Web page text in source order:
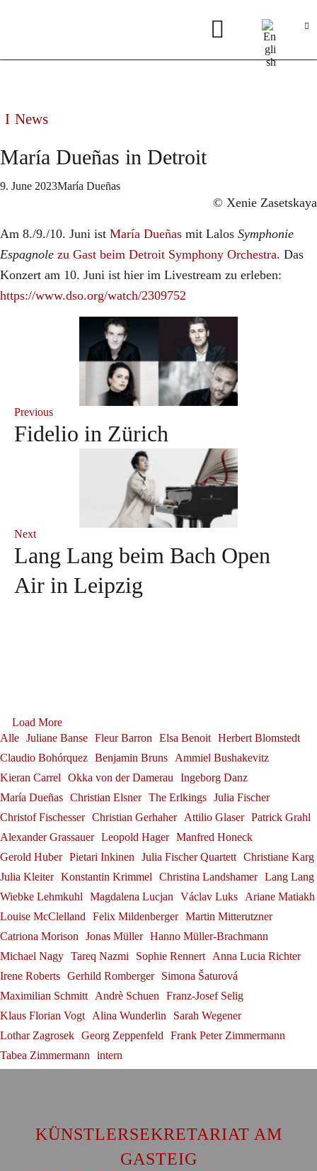
News
María Dueñas in Detroit
9. June 2023María Dueñas
© Xenie Zasetskaya
Am 8./9./10. Juni ist María Dueñas mit Lalos Symphonie
Espagnole zu Gast beim Detroit Symphony Orchestra. Das
Konzert am 10. Juni ist hier im Livestream zu erleben:
https://www.dso.org/watch/2309752
Previous
Fidelio in Zürich
Next
Lang Lang beim Bach Open
Air in Leipzig
Salzburg Festival
Festival Internacional de
Santander
Franz-Josef Selig
Federal Cross of Merit on
Ribbon
Gerold Huber
Alexander Grassauer in
Bayreuth
Alexander Grassauer
Georg Zeppenfeld at the
Bayreuth Festival
Georg Zeppenfeld
Julia Fischer at
Neuschwanstein Castle
Julia Fischer
Load More
Alle Juliane Banse Fleur Barron Elsa Benoit Herbert Blomstedt
Claudio Bohórquez Benjamin Bruns
Ammiel Bushakevitz
Kieran Carrel
Okka von der Damerau
Ingeborg Danz
María Dueñas Christian Elsner The Erlkings Julia Fischer
Christof Fischesser Christian Gerhaher Attilio Glaser Patrick Grahl
Alexander Grassauer Leopold Hager Manfred Honeck
Gerold Huber Pietari Inkinen Julia Fischer Quartett Christiane Karg
Julia Kleiter Konstantin Krimmel Christina Landshamer Lang Lang
Wiebke Lehmkuhl
Magdalena Lucjan Václav Luks
Ariane Matiakh
Louise McClelland
Felix Mildenberger Martin Mitterutzner
Catriona Morison
Jonas Müller Hanno Müller-Brachmann
Michael Nagy Tareq Nazmi Sophie Rennert
Anna Lucia Richter
Irene Roberts Gerhild Romberger
Simona Šaturová
Maximilian Schmitt
Andrè Schuen
Franz-Josef Selig
Klaus Florian Vogt
Alina Wunderlin
Sarah Wegener
Lothar Zagrosek Georg Zeppenfeld
Frank Peter Zimmermann
Tabea Zimmermann
intern
KÜNSTLERSEKRETARIAT AM
GASTEIG